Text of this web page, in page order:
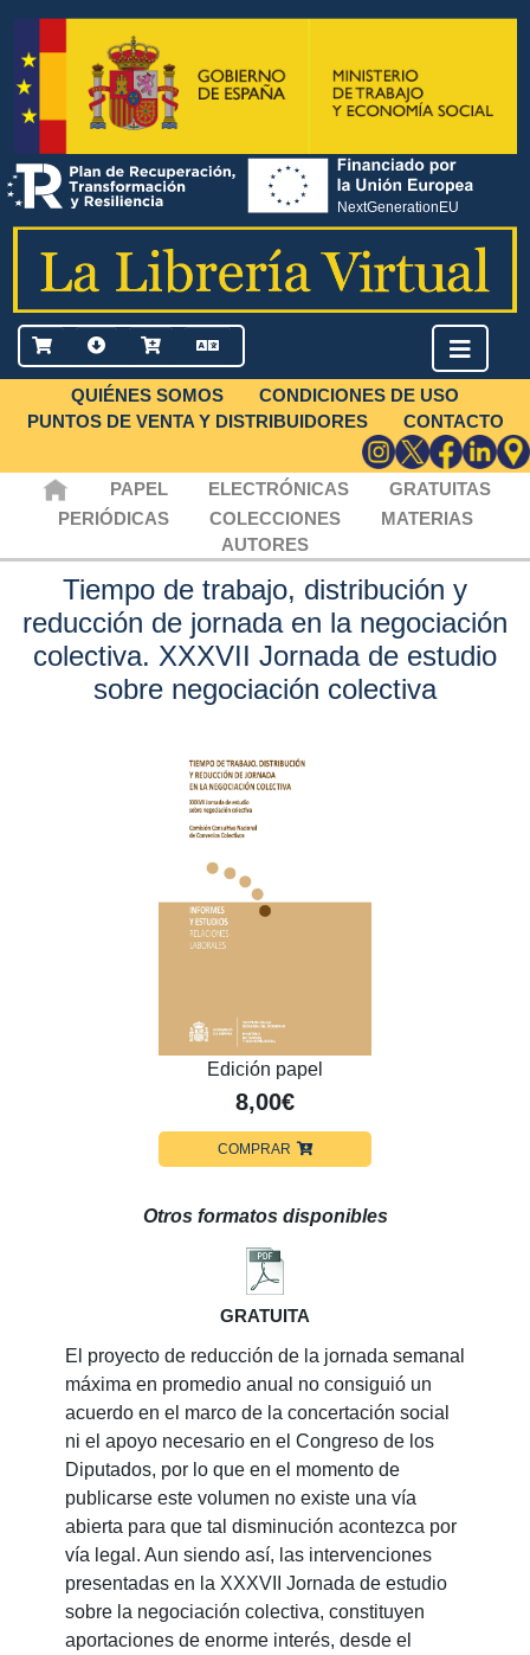
QUIÉNES SOMOS
CONDICIONES DE USO
PUNTOS DE VENTA Y DISTRIBUIDORES
CONTACTO
PAPEL ELECTRÓNICAS
GRATUITAS
PERIÓDICAS
COLECCIONES
MATERIAS
AUTORES
Tiempo de trabajo, distribución y
reducción de jornada en la negociación
colectiva. XXXVII Jornada de estudio
sobre negociación colectiva
Edición papel
8,00€
COMPRAR
Otros formatos disponibles
GRATUITA
El proyecto de reducción de la jornada semanal
máxima en promedio anual no consiguió un
acuerdo en el marco de la concertación social
ni el apoyo necesario en el Congreso de los
Diputados, por lo que en el momento de
publicarse este volumen no existe una vía
abierta para que tal disminución acontezca por
vía legal. Aun siendo así, las intervenciones
presentadas en la XXXVII Jornada de estudio
sobre la negociación colectiva, constituyen
aportaciones de enorme interés, desde el